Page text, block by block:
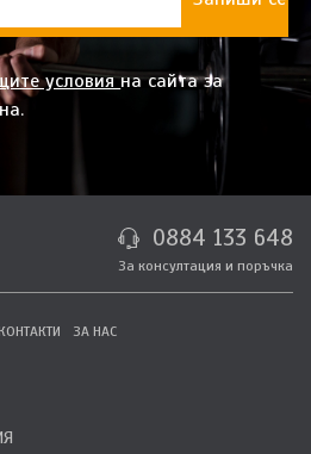
условияна сайта за
0884 133 648
За консултация и поръчка
ЗА НАС